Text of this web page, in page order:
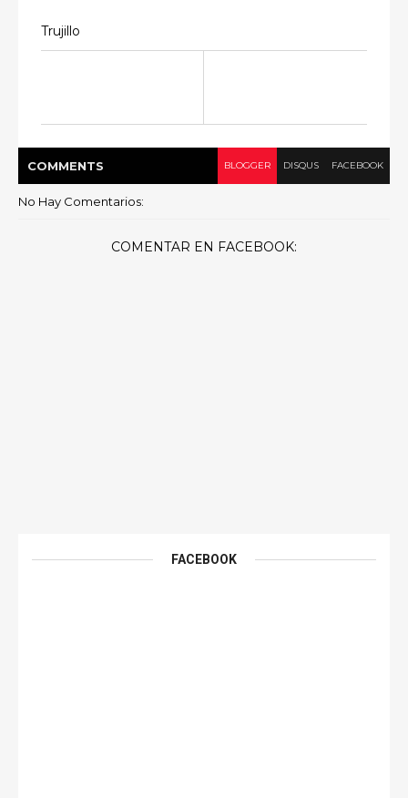
Trujillo
COMMENTS BLOGGER DISQUS FACEBOOK
No Hay Comentarios:
COMENTAR EN FACEBOOK:
FACEBOOK